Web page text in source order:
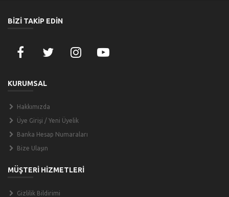
BİZİ TAKİP EDİN
KURUMSAL
Hakkımızda
Üye Girişi / Yeni Üyelik
Banka Hesap Numaraları
Bize Ulaşın
MÜŞTERİ HİZMETLERİ
Gizlilik Bildirimi